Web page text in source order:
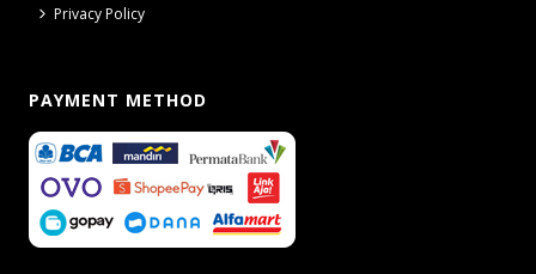
Privacy Policy
PAYMENT METHOD